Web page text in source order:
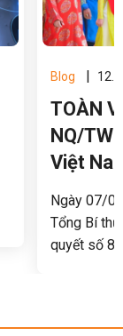
Blog |
TOÀN
NQ/TW
Việt
Ngày 07/
Tổng Bí
quyết số